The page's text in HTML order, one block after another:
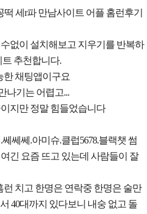
세r파 만남사이트 어플 홈런후기
없이 설치해보고 지우기를 반복하
추천합니다.
한 채팅앱이구요
나기는 어렵고...
지만 정말 힘들었습니다
쎄쎄.아미슈.클럽5678.블랙챗 썸
긴 요즘 뜨고 있는데 사람들이 잘
런 치고 한명은 연락중 한명은 술만
40대까지 있다보니 내숭 없고 돌